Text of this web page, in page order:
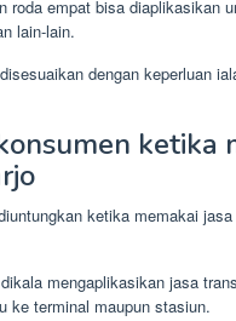
roda empat bisa diaplikasikan
lain-lain.
dengan keperluan
ketika
ketika memakai
mengaplikasikan jasa
ke terminal maupun stasiun.